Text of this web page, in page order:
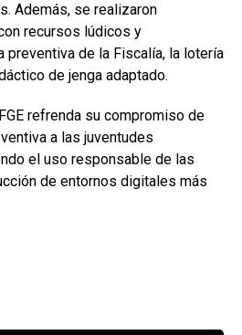
Además, se realizaron
recursos lúdicos y
preventiva de la Fiscalía, la lotería
de jenga adaptado.
refrenda su compromiso de
a las juventudes
el uso responsable de las
de entornos digitales más